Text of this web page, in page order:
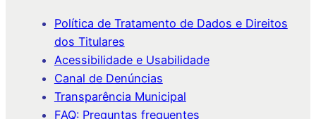
Política de Tratamento de Dados e Direitos
dos Titulares
Acessibilidade e Usabilidade
Canal de Denúncias
Transparência Municipal
FAQ: Preguntas frequentes